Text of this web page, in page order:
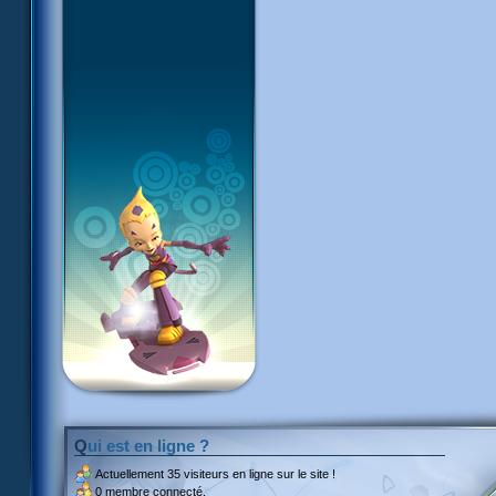
Qui est en ligne ?
Actuellement 35 visiteurs en ligne sur le site !
0 membre connecté.